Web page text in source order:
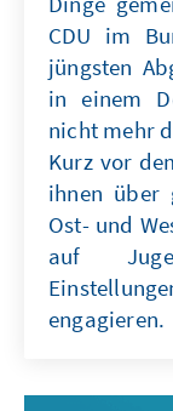
CDU im
jüngsten
in einem
nicht mehr
Kurz vor
ihnen über
Ost- und
auf
engagieren.